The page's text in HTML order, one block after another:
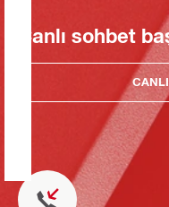
Canlı sohbet